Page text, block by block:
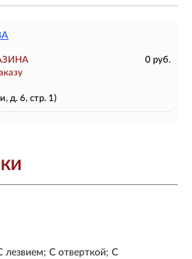
0 руб.
д. 6, стр. 1)
лезвием; С отверткой; С